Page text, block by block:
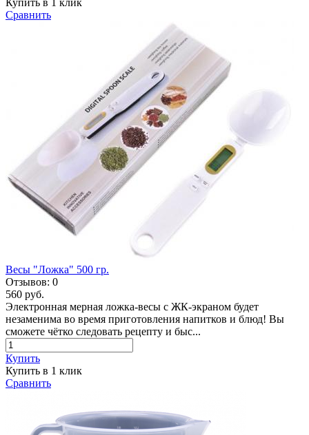
Сравнить
Весы "Ложка" 500 гр.
Отзывов: 0
560 руб.
Электронная мерная ложка-весы с ЖК-экраном будет
незаменима во время приготовления напитков и блюд! Вы
сможете чётко следовать рецепту и быс...
Купить
Купить в 1 клик
Сравнить